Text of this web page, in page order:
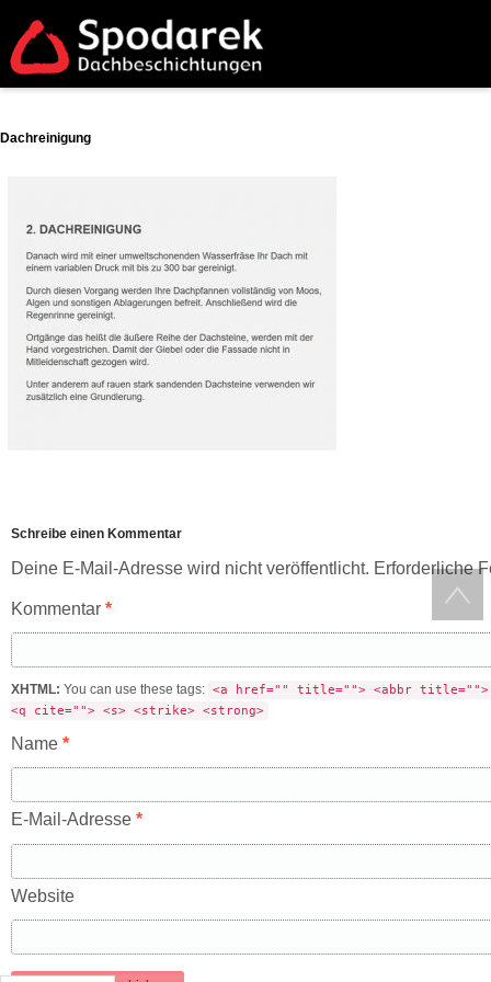
Dachreinigung
Schreibe einen Kommentar
Deine E-Mail-Adresse wird nicht veröffentlicht. Erforderliche
Kommentar *
XHTML: You can use these tags: <a href="" title=""> <abbr title="">
<q cite=""> <s> <strike> <strong>
Name *
E-Mail-Adresse *
Website